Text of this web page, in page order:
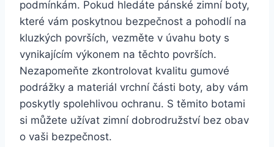
podmínkám. Pokud hledáte pánské⁢ zimní boty,
‌které vám poskytnou bezpečnost a pohodlí na
kluzkých površích, vezměte v úvahu boty s
vynikajícím výkonem na těchto površích.
Nezapomeňte ‌zkontrolovat⁤ kvalitu ⁤gumové
podrážky a materiál ​vrchní ⁣části boty, aby vám
poskytly spolehlivou⁤ ochranu. S těmito ⁢botami
si můžete užívat zimní dobrodružství bez obav
o vaši⁣ bezpečnost.